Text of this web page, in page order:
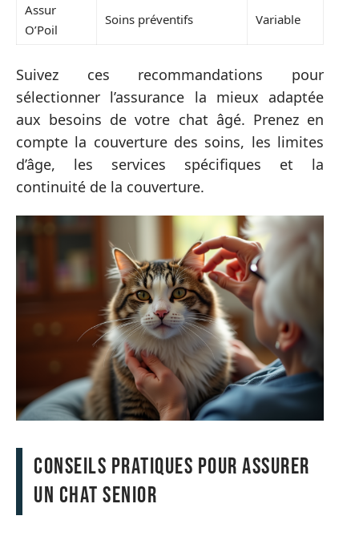
Assur
O’Poil
Soins préventifs Variable
Suivez ces recommandations pour
sélectionner l’assurance la mieux adaptée
aux besoins de votre chat âgé. Prenez en
compte la couverture des soins, les limites
d’âge, les services spécifiques et la
continuité de la couverture.
Conseils pratiques pour assurer
un chat senior